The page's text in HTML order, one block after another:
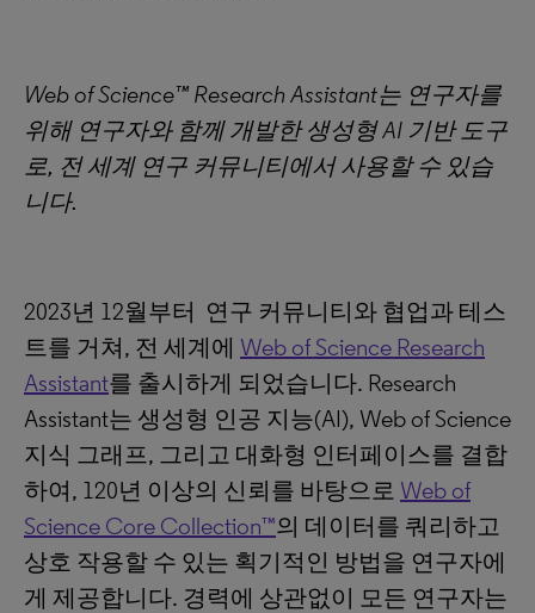
Web of Science™ Research Assistant는 연구자를
위해 연구자와 함께 개발한 생성형 AI 기반 도구
로, 전 세계 연구 커뮤니티에서 사용할 수 있습
니다.
2023년 12월부터 연구 커뮤니티와 협업과 테스
트를 거쳐, 전 세계에 Web of Science Research
Assistant를 출시하게 되었습니다. Research
Assistant는 생성형 인공 지능(AI), Web of Science
지식 그래프, 그리고 대화형 인터페이스를 결합
하여, 120년 이상의 신뢰를 바탕으로 Web of
Science Core Collection™의 데이터를 쿼리하고
상호 작용할 수 있는 획기적인 방법을 연구자에
게 제공합니다. 경력에 상관없이 모든 연구자는